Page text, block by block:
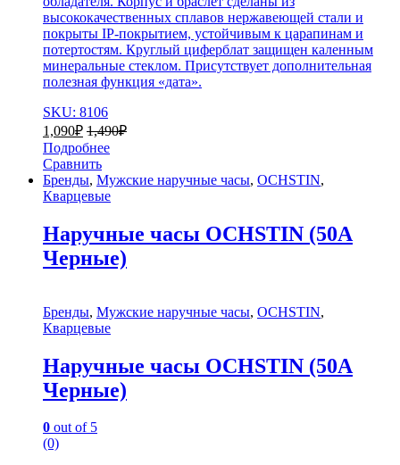
высококачественных сплавов нержавеющей стали и
покрыты IP-покрытием, устойчивым к царапинам и
потертостям. Круглый циферблат защищен каленным
минеральные стеклом. Присутствует дополнительная
полезная функция «дата».
SKU: 8106
1,090₽ 1,490₽
Подробнее
Сравнить
Бренды, Мужские наручные часы, OCHSTIN,
Кварцевые
Наручные часы OCHSTIN (50A
Черные)
Бренды, Мужские наручные часы, OCHSTIN,
Кварцевые
Наручные часы OCHSTIN (50A
Черные)
0 out of 5
(0)